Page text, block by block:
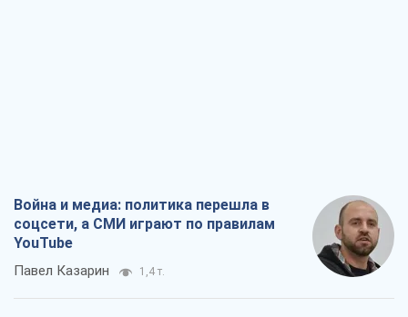
Война и медиа: политика перешла в
соцсети, а СМИ играют по правилам
YouTube
Павел Казарин 1,4 т.